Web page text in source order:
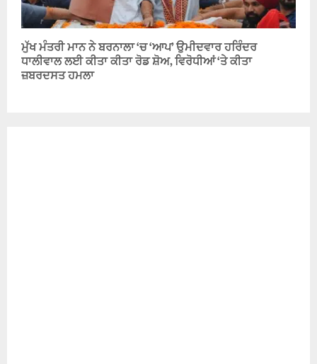
ਮੁੱਖ ਮੰਤਰੀ ਮਾਨ ਨੇ ਬਰਨਾਲਾ ‘ਚ ‘ਆਪ’ ਉਮੀਦਵਾਰ ਹਰਿੰਦਰ
ਧਾਲੀਵਾਲ ਲਈ ਕੀਤਾ ਕੀਤਾ ਰੋਡ ਸ਼ੋਅ, ਵਿਰੋਧੀਆਂ ‘ਤੇ ਕੀਤਾ
ਜ਼ਬਰਦਸਤ ਹਮਲਾ